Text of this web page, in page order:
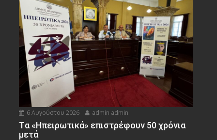
6 Αυγούστου 2026 admin admin
Tα «Ηπειρωτικά» επιστρέφουν 50 χρόνια
μετά